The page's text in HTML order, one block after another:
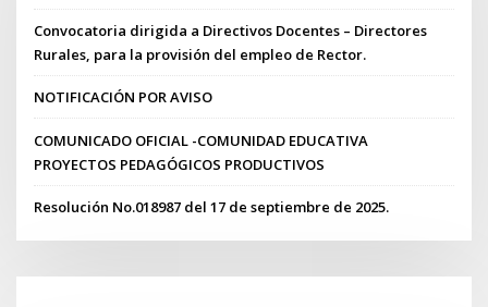
Convocatoria dirigida a Directivos Docentes – Directores
Rurales, para la provisión del empleo de Rector.
NOTIFICACIÓN POR AVISO
COMUNICADO OFICIAL -COMUNIDAD EDUCATIVA
PROYECTOS PEDAGÓGICOS PRODUCTIVOS
Resolución No.018987 del 17 de septiembre de 2025.